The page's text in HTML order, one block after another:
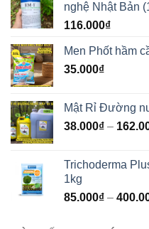
nghệ Nhật Bản
116.000₫
Men Phốt hầm
35.000₫
Mật Rỉ Đường
38.000₫ –
Trichoderma
1kg
85.000₫ –